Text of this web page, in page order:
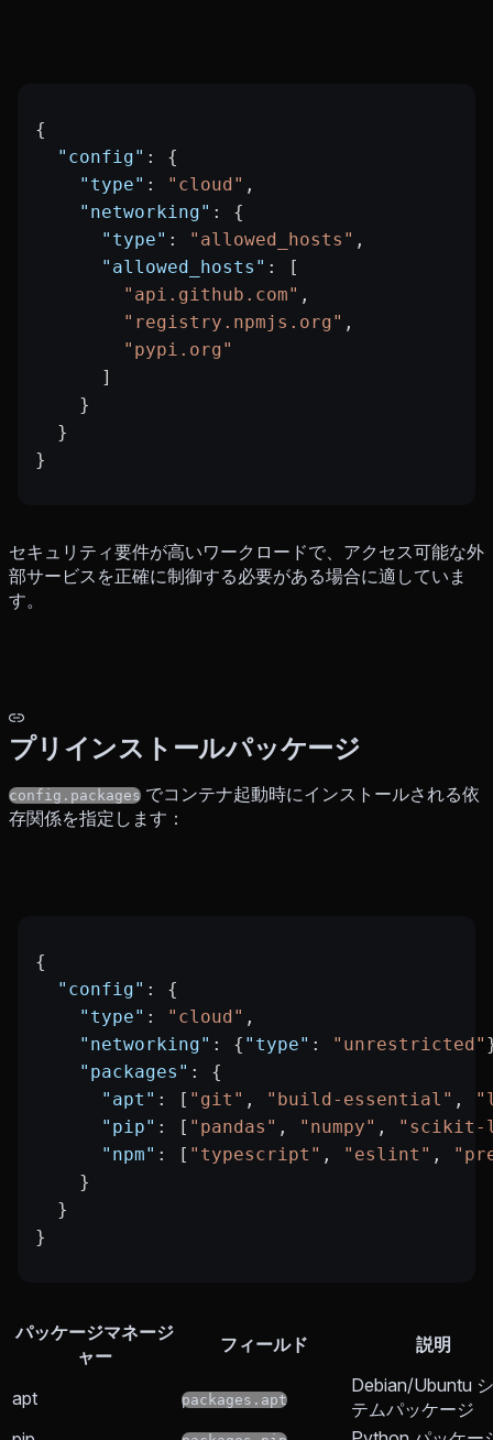
{
  "config"
: {
    "type"
: "cloud" ,
    "networking"
: {
      "type"
: "allowed_hosts" ,
      "allowed_hosts"
: [
        "api.github.com"
,
        "registry.npmjs.org"
,
        "pypi.org"
      ]
    }
  }
}
セキュリティ要件が高いワークロードで、アクセス可能な外
部サービスを正確に制御する必要がある場合に適していま
す。
プリインストールパッケージ
config.packages でコンテナ起動時にインストールされる依
存関係を指定します：
{
  "config"
: {
    "type"
: "cloud" ,
    "networking"
: { "type" : "unrestricted"
    "packages"
: {
      "apt"
: [ "git" , "build-essential" ,
      "pip"
: [ "pandas" , "numpy" ,
"scikit-
      "npm"
: [ "typescript" , "eslint" ,
    }
  }
}
パッケージマネージ
ャー
フィールド 説明
apt packages.apt
Debian/Ubuntu
テムパッケージ